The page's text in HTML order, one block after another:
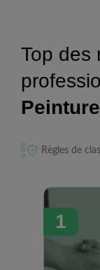
Top des
Règles de
1